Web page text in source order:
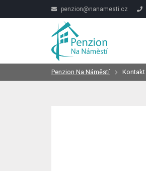
penzion@nanamesti.cz
Penzion Na Náměstí Kontakt